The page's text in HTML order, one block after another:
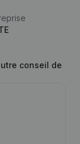
conseil de